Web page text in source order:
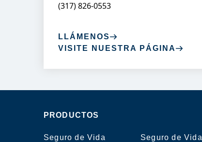
(317) 826-0553
LLÁMENOS
VISITE NUESTRA PÁGINA
PRODUCTOS
Seguro de Vida
Seguro de Vida